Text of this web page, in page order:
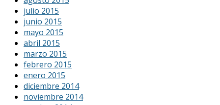
julio 2015
junio 2015
mayo 2015
abril 2015
marzo 2015
febrero 2015
enero 2015
diciembre 2014
noviembre 2014